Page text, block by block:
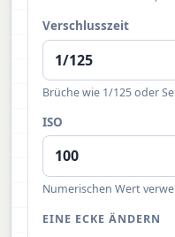
Verschlusszeit
Brüche wie 1/125 oder
ISO
Numerischen Wert
EINE ECKE ÄNDERN